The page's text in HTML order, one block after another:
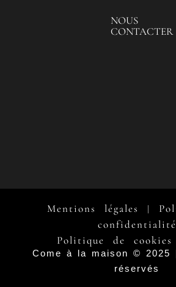
NOUS
CONTACTER
Mentions légales |
confidentialité
Politique de cookies
Come à la maison © 2025
réservés